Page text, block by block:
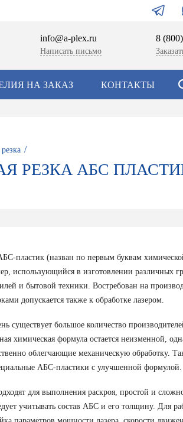
info@a-plex.ru
Написать письмо
8
НА ЗАКАЗ КОНТАКТЫ
/
РЕЗКА АБС
пластик (назван по первым буквам
использующийся в изготовлении различных
и бытовой техники. Востребован на
допускается также к обработке лазером.
существует большое количество
химическая формула остается неизменной,
облегчающие механическую обработку.
АБС-пластики с улучшенной формулой.
для выполнения раскроя, простой и
учитывать состав АБС и его толщину. Для